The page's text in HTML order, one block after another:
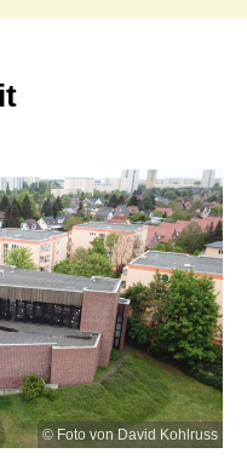
© Foto von David Kohlruss